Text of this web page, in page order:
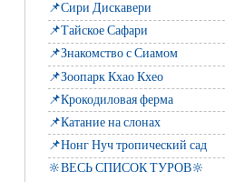
📌Сири Дискавери
📌Тайское Сафари
📌Знакомство с Сиамом
📌Зоопарк Кхао Кхео
📌Крокодиловая ферма
📌Катание на слонах
📌Нонг Нуч тропический сад
🔆ВЕСЬ СПИСОК ТУРОВ🔆